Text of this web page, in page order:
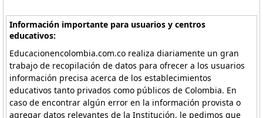
Información importante para usuarios y centros
educativos:
Educacionencolombia.com.co realiza diariamente un gran
trabajo de recopilación de datos para ofrecer a los usuarios
información precisa acerca de los establecimientos
educativos tanto privados como públicos de Colombia. En
caso de encontrar algún error en la información provista o
agregar datos relevantes de la Institución, le pedimos que